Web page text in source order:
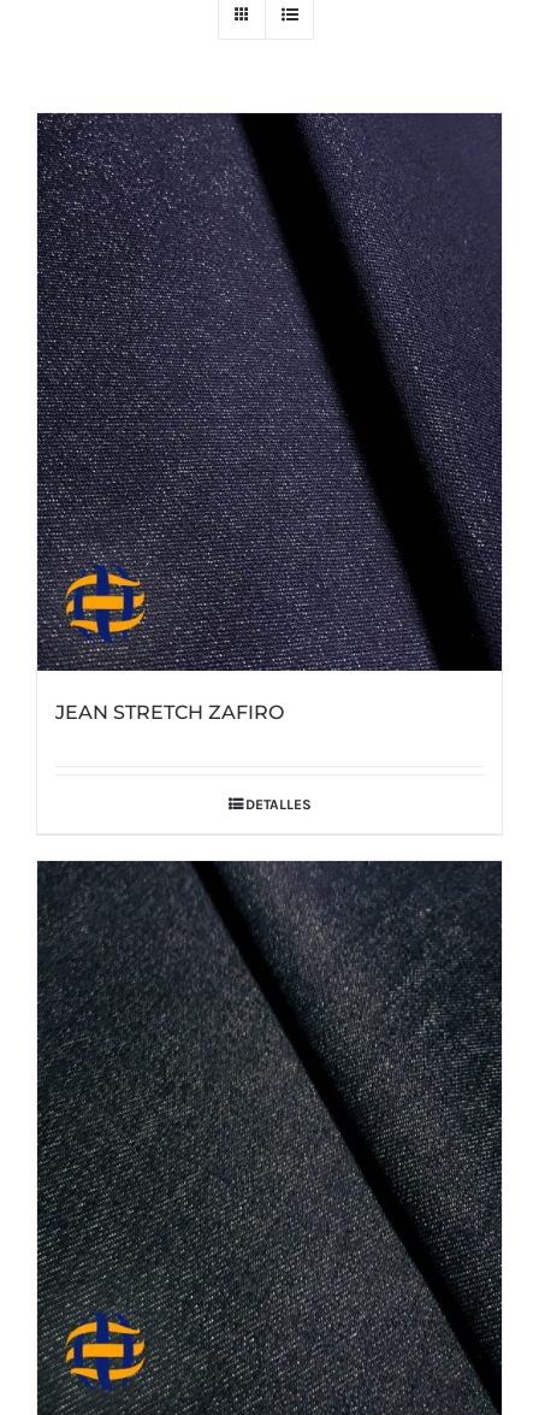
JEAN STRETCH ZAFIRO
DETALLES